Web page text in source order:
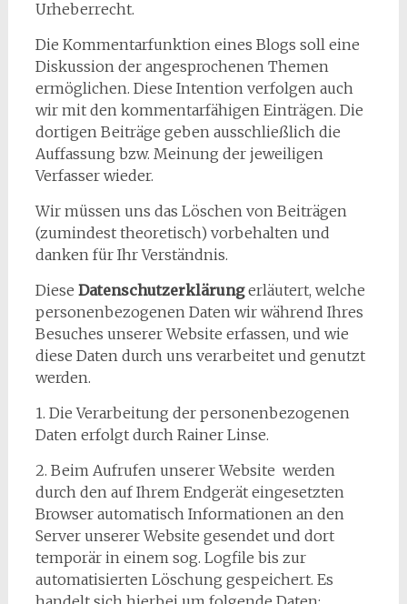
Urheberrecht.
Die Kommentarfunktion eines Blogs soll eine
Diskussion der angesprochenen Themen
ermöglichen. Diese Intention verfolgen auch
wir mit den kommentarfähigen Einträgen. Die
dortigen Beiträge geben ausschließlich die
Auffassung bzw. Meinung der jeweiligen
Verfasser wieder.
Wir müssen uns das Löschen von Beiträgen
(zumindest theoretisch) vorbehalten und
danken für Ihr Verständnis.
Diese Datenschutzerklärungerläutert, welche
personenbezogenen Daten wir während Ihres
Besuches unserer Website erfassen, und wie
diese Daten durch uns verarbeitet und genutzt
werden.​
1. Die Verarbeitung der personenbezogenen
Daten erfolgt durch Rainer Linse.
2. Beim Aufrufen unserer Website werden
durch den auf Ihrem Endgerät eingesetzten
Browser automatisch Informationen an den
Server unserer Website gesendet und dort
temporär in einem sog. Logfile bis zur
automatisierten Löschung gespeichert. Es